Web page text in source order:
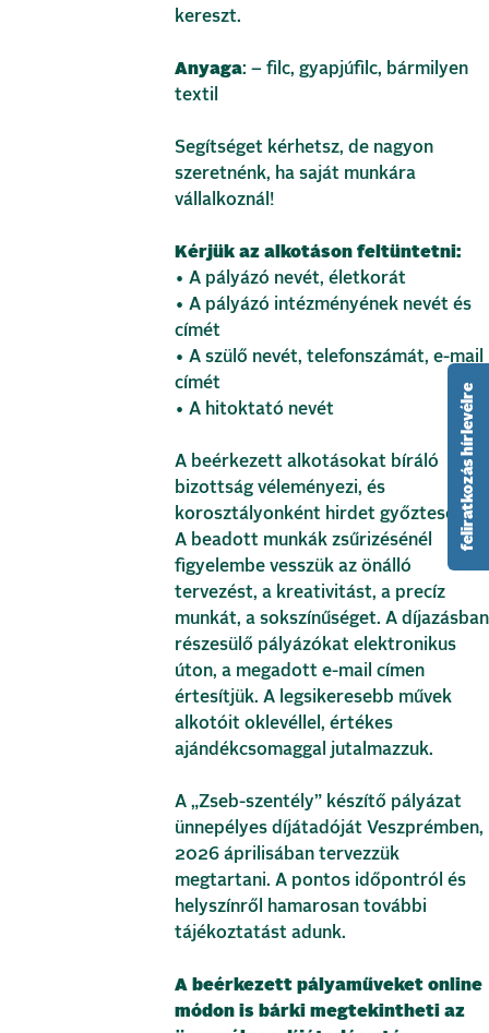
kereszt.
Anyaga: – filc, gyapjúfilc, bármilyen
textil
Segítséget kérhetsz, de nagyon
szeretnénk, ha saját munkára
vállalkoznál!
Kérjük az alkotáson feltüntetni:
• A pályázó nevét, életkorát
• A pályázó intézményének nevét és
címét
• A szülő nevét, telefonszámát, e-mail
címét
• A hitoktató nevét
A beérkezett alkotásokat bíráló
bizottság véleményezi, és
korosztályonként hirdet győzteseket.
A beadott munkák zsűrizésénél
figyelembe vesszük az önálló
tervezést, a kreativitást, a precíz
munkát, a sokszínűséget. A díjazásban
részesülő pályázókat elektronikus
úton, a megadott e-mail címen
értesítjük. A legsikeresebb művek
alkotóit oklevéllel, értékes
ajándékcsomaggal jutalmazzuk.
A „Zseb-szentély” készítő pályázat
ünnepélyes díjátadóját Veszprémben,
2026 áprilisában tervezzük
megtartani. A pontos időpontról és
helyszínről hamarosan további
tájékoztatást adunk.
A beérkezett pályaműveket online
módon is bárki megtekintheti az
feliratkozás hírlevélre